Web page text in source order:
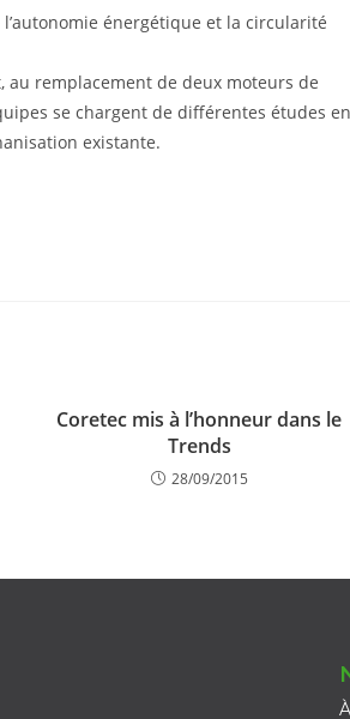
énergétique et la circularité
au remplacement de deux moteurs de
se chargent de différentes études en
existante.
Coretec mis à l’honneur dans le
Trends
28/09/2015